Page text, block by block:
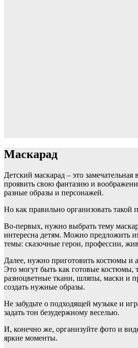
Маскарад
Детский маскарад – это замечательная
проявить свою фантазию и
разные образы и персонажей.
Но как правильно организовать такой
Во-первых, нужно выбрать тему
интересна детям. Можно предложить
темы: сказочные герои, профессии,
Далее, нужно приготовить костюмы и
Это могут быть как готовые костюмы,
разноцветные ткани, шляпы, маски и
создать нужные образы.
Не забудьте о подходящей музыке и
задать тон безудержному веселью.
И, конечно же, организуйте фото и
яркие моменты.